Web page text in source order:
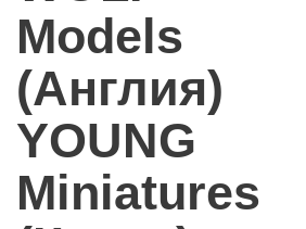
Models
(Англия)
YOUNG
Miniatures